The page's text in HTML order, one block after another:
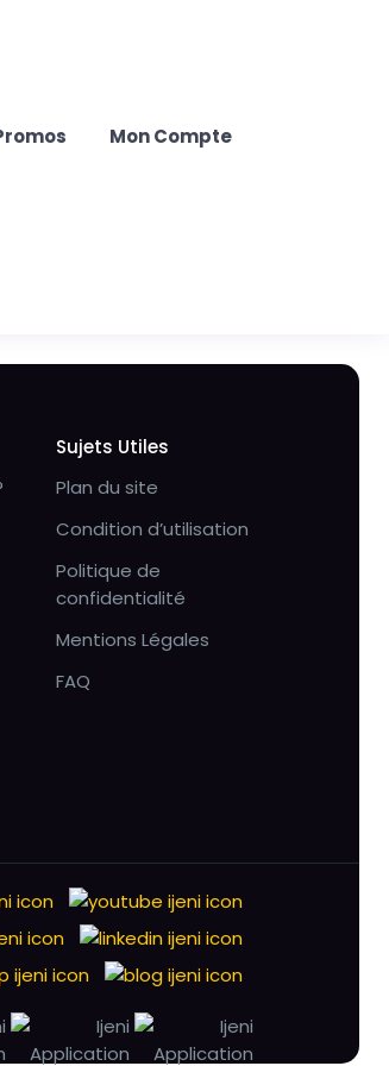
Mon Compte
Sujets Utiles
Plan du site
Condition d’utilisation
Politique de
confidentialité
Mentions Légales
FAQ